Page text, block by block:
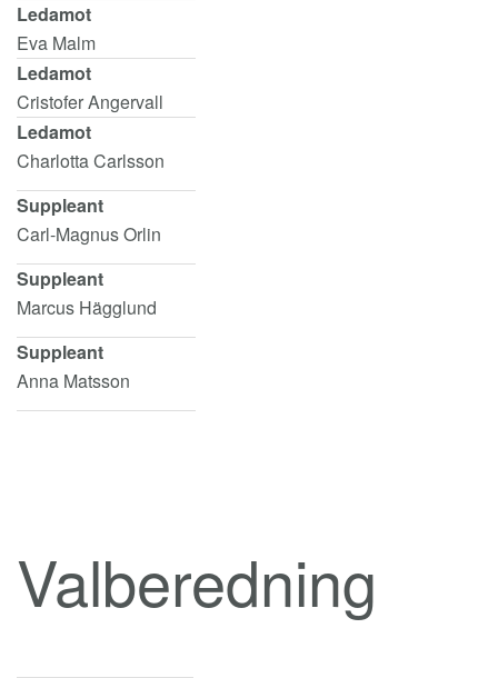
Ledamot
Eva Malm
Ledamot
Cristofer Angervall
Ledamot
Charlotta Carlsson
Suppleant
Carl-Magnus Orlin
Suppleant
Marcus Hägglund
Suppleant
Anna Matsson
Valberedning